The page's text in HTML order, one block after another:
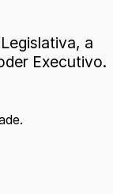
a
Executivo.